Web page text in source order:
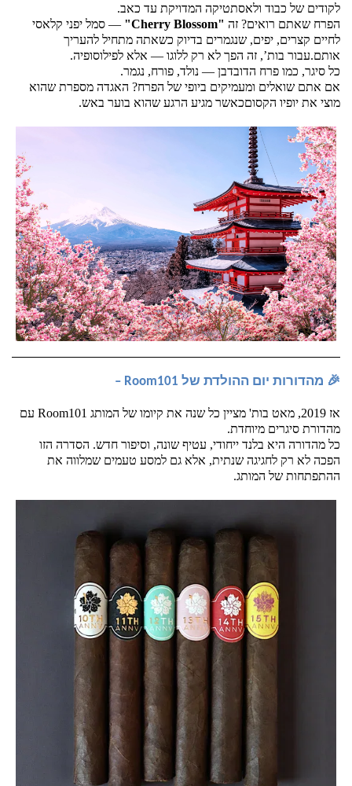
לקודים של כבוד ולאסתטיקה המדויקת עד כאב.
הפרח שאתם רואים? זה "Cherry Blossom"
אותם.עבור בות’, זה הפך לא רק ללוגו — אלא לפילוסופיה.
כל סיגר, כמו פרח הדובדבן — נולד, פורח, נגמר.
מוצי את יופיו הקסוםכאשר מגיע הרגע שהוא בוער באש.
🎉 מהדורות יום ההולדת של Room101 –
מהדורת סיגרים מיוחדת.
ההתפתחות של המותג.